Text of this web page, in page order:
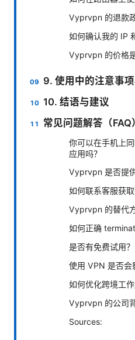
Vyprvpn 的退款
如何确认我的 IP
Vyprvpn 的价格
9. 使用中的注意事
10. 结语与建议
常见问题解答（FAQ
你可以在手机上
应用吗？
Vyprvpn 是否提
如何联系客服获取
Vyprvpn 的替代
如何正确
是否有免费试用？
使用 VPN 是否会
如何优化跨境工作
Vyprvpn 的公司
Sources: